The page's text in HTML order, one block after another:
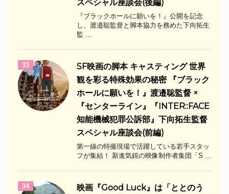
スペシャル座談会(後編)
『ブラックホールに願いを！』公開を記念
し、渡邉聡監督と脚本協力を務めた下向拓生
監 ...
33
SF映画の脚本 キャスティング 世界
観を彩る特殊効果の秘密 『ブラック
ホールに願いを！』渡邉聡監督 ×
『センターライン』『INTER::FACE
知能機械犯罪公訴部』下向拓生監督
スペシャル座談会(前編)
第一線の特撮現場で活躍している若手スタッ
フが集結！ 新進気鋭の映像制作者集団「S ...
34
映画『Good Luck』は「ととのう